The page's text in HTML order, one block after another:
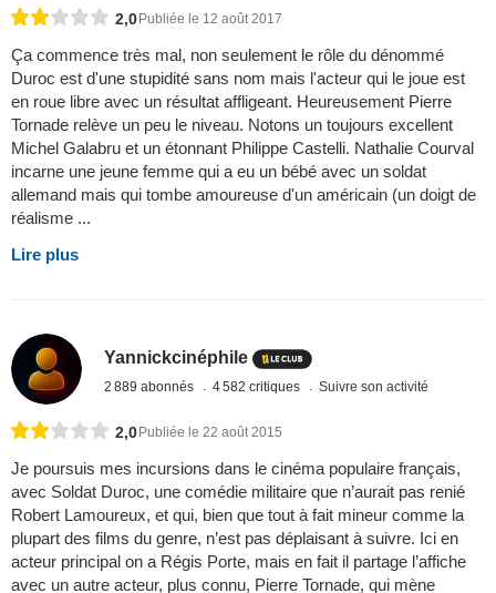
2,0Publiée le 12 août 2017
Ça commence très mal, non seulement le rôle du dénommé
Duroc est d'une stupidité sans nom mais l'acteur qui le joue est
en roue libre avec un résultat affligeant. Heureusement Pierre
Tornade relève un peu le niveau. Notons un toujours excellent
Michel Galabru et un étonnant Philippe Castelli. Nathalie Courval
incarne une jeune femme qui a eu un bébé avec un soldat
allemand mais qui tombe amoureuse d'un américain (un doigt de
réalisme ...
Lire plus
Yannickcinéphile
2 889 abonnés 4 582 critiques Suivre son activité
2,0Publiée le 22 août 2015
Je poursuis mes incursions dans le cinéma populaire français,
avec Soldat Duroc, une comédie militaire que n’aurait pas renié
Robert Lamoureux, et qui, bien que tout à fait mineur comme la
plupart des films du genre, n’est pas déplaisant à suivre. Ici en
acteur principal on a Régis Porte, mais en fait il partage l’affiche
avec un autre acteur, plus connu, Pierre Tornade, qui mène